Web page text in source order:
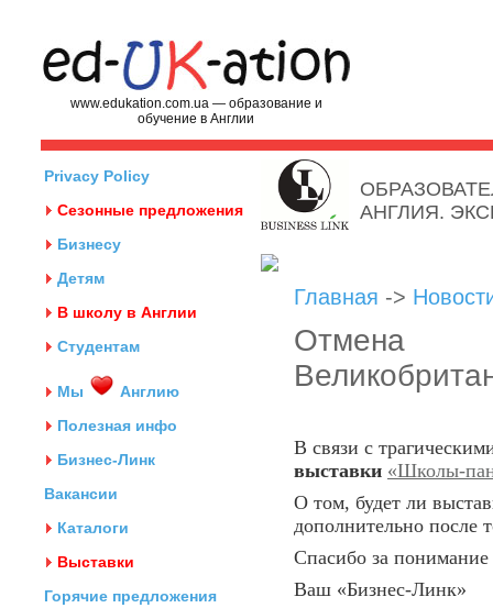
www.edukation.com.ua — образование и
обучение в Англии
Privacy Policy
Сезонные предложения
Бизнесу
Детям
В школу в Англии
Студентам
Мы
Англию
Полезная инфо
Бизнес-Линк
Вакансии
Каталоги
Выставки
Горячие предложения
АНГЛИЯ.
Главная ->
Отмена
В связи с
выставки «Школы-
О том, будет ли
дополнительно после
Спасибо за
Ваш «Бизнес-Линк»